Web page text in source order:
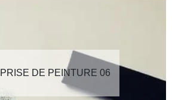
DE PEINTURE 06